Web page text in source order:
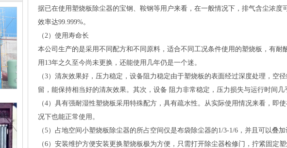
据已在使用塑烧板除尘器的宝钢、鞍钢等用户来看，在一般情况下，排气含尘浓度
效率达99.999%。
（2）使用寿命长
本公司生产的是采用不同配方和不同原料，适合不同工况条件使用的塑烧板，有
用13年之久至今尚未更换，还能使用几年仍是一个迷。
（3）清灰效果好，压力稳定，设备阻力稳定由于塑烧板的表面经过深度处理，空
留，能保持相当好的清灰效果。其次，设备阻力非常稳定，压力损失与运行时间
（4）具有强耐湿性塑烧板采用特殊配方，具有疏水性。从实际使用情况来看，即
况下也能正常使用。
（5）占地空间小塑烧板除尘器的所占空间仅是布袋除尘器的1/3-1/6，并且可以叠
（6）安装维护方便安装更换塑烧板极为方便，只需打开除尘器检修门，拧紧固定